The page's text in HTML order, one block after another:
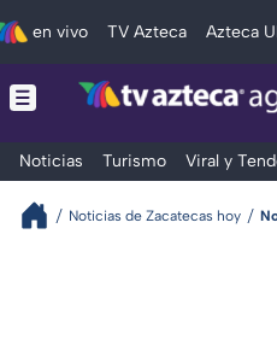
en vivo TV Azteca Azteca
Noticias Turismo Viral y
Noticias de Zacatecas hoy